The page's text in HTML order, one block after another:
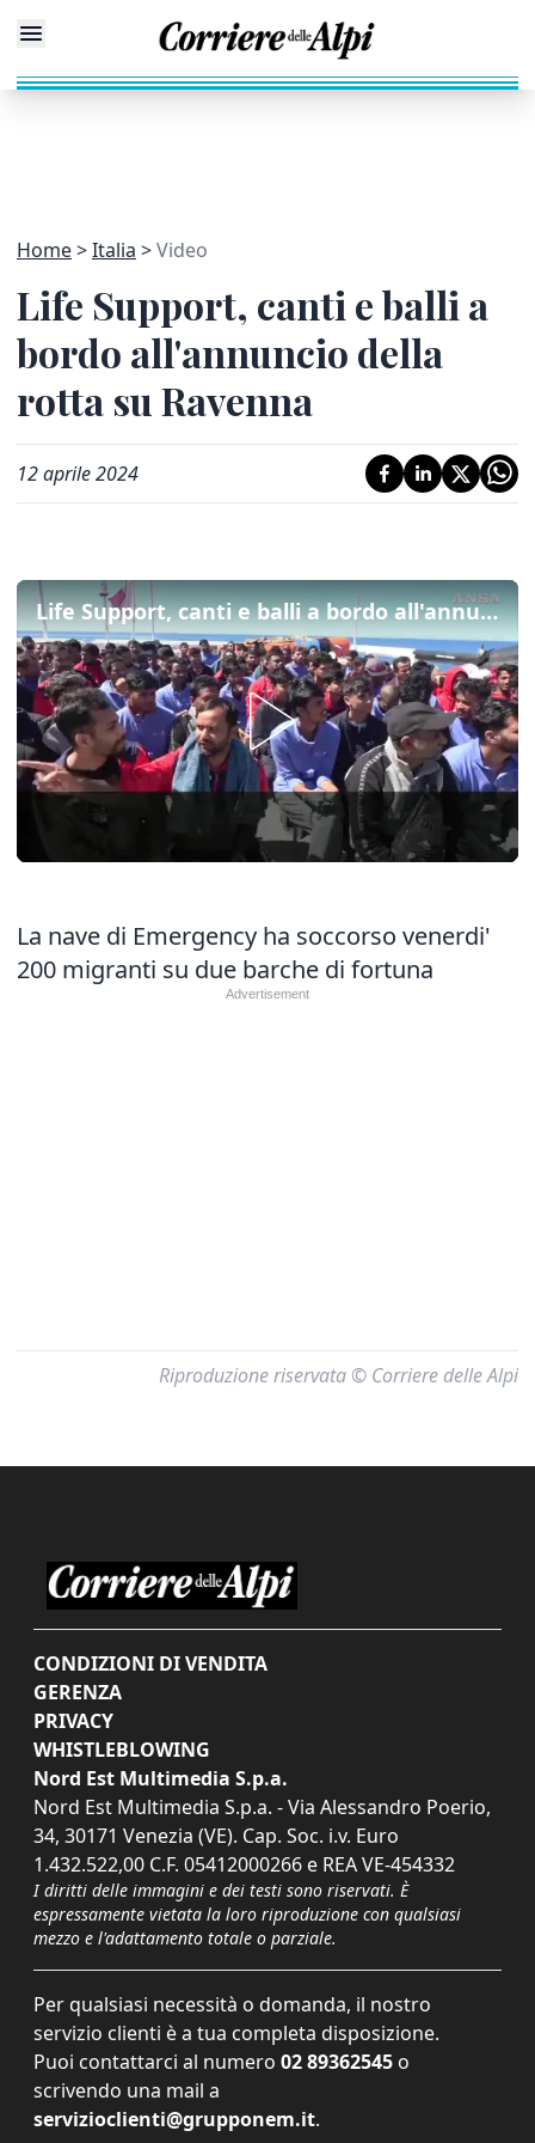
Home Italia Video
Life Support, canti e balli a
bordo all'annuncio della
rotta su Ravenna
12 aprile 2024
Life Support, canti e balli a bordo all'annuncio della rotta su Ravenna
La nave di Emergency ha soccorso venerdi'
200 migranti su due barche di fortuna
Riproduzione riservata © Corriere delle Alpi
CONDIZIONI DI VENDITA
GERENZA
PRIVACY
WHISTLEBLOWING
Nord Est Multimedia S.p.a.
Nord Est Multimedia S.p.a. - Via Alessandro Poerio,
34, 30171 Venezia (VE). Cap. Soc. i.v. Euro
1.432.522,00 C.F. 05412000266 e REA VE-454332
I diritti delle immagini e dei testi sono riservati. È
espressamente vietata la loro riproduzione con qualsiasi
mezzo e l'adattamento totale o parziale.
Per qualsiasi necessità o domanda, il nostro
servizio clienti è a tua completa disposizione.
Puoi contattarci al numero 02 89362545 o
scrivendo una mail a
servizioclienti@grupponem.it.